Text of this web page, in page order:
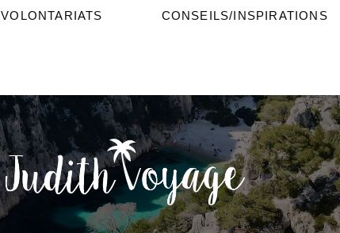
VOLONTARIATS CONSEILS/INSPIRATIONS